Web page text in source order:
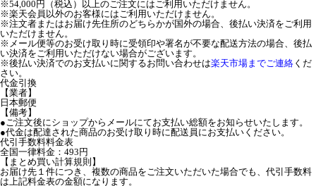
※54,000円（税込）以上のご注文にはご利用いただけません。
※楽天会員以外のお客様にはご利用いただけません。
※注文者またはお届け先住所のどちらかが国外の場合、後払い決済をご利用
いただけません。
※メール便等のお受け取り時に受領印や署名が不要な配送方法の場合、後払
い決済をご利用いただけない場合がございます。
※後払い決済でのお支払いに関するお問い合わせは楽天市場までご連絡 くだ
さい。
代金引換
【業者】
日本郵便
【備考】
●ご注文後にショップからメールにてお支払い総額をお知らせいたします。
●代金は配達された商品のお受け取り時に配送員にお支払いください。
代引手数料料金表
全国一律料金：493円
【まとめ買い計算規則】
お届け先１件につき、複数の商品をご注文いただいた場合でも、代引手数料
は上記料金表の金額になります。